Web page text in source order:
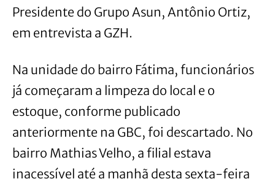
Presidente do Grupo Asun, Antônio Ortiz,
em entrevista a GZH.
Na unidade do bairro Fátima, funcionários
já começaram a limpeza do local e o
estoque, conforme publicado
anteriormente na GBC, foi descartado. No
bairro Mathias Velho, a filial estava
inacessível até a manhã desta sexta-feira